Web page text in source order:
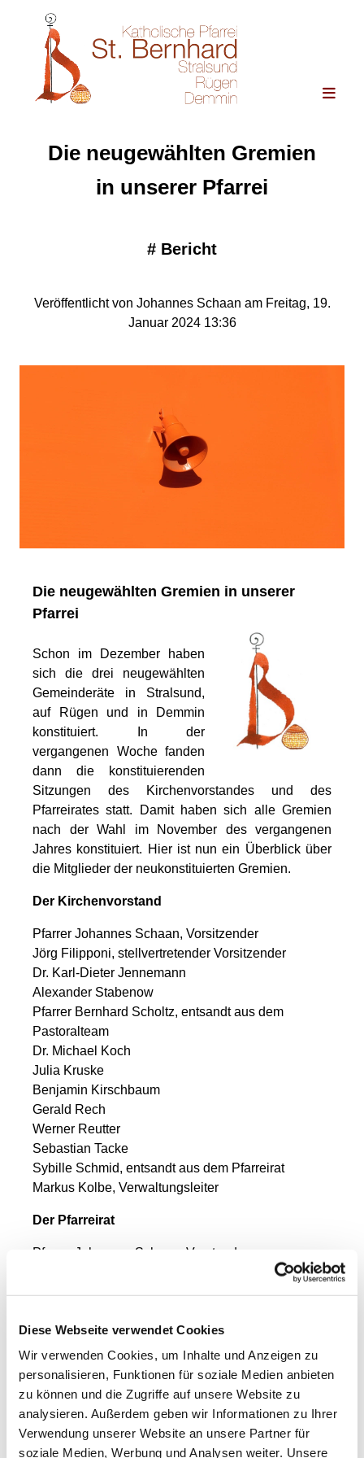
Diese Webseite verwendet Cookies
Wir verwenden Cookies, um Inhalte und Anzeigen zu
personalisieren, Funktionen für soziale Medien anbieten
zu können und die Zugriffe auf unsere Website zu
analysieren. Außerdem geben wir Informationen zu Ihrer
Verwendung unserer Website an unsere Partner für
soziale Medien, Werbung und Analysen weiter. Unsere
Die neugewählten Gremien
in unserer Pfarrei
# Bericht
Veröffentlicht von Johannes Schaan am Freitag, 19.
Januar 2024 13:36
Die neugewählten Gremien in unserer
Pfarrei
Schon im Dezember haben
sich die drei neugewählten
Gemeinderäte in Stralsund,
auf Rügen und in Demmin
konstituiert. In der
vergangenen Woche fanden
dann die konstituierenden
Sitzungen des Kirchenvorstandes und des
Pfarreirates statt. Damit haben sich alle Gremien
nach der Wahl im November des vergangenen
Jahres konstituiert. Hier ist nun ein Überblick über
die Mitglieder der neukonstituierten Gremien.
Der Kirchenvorstand
Pfarrer Johannes Schaan, Vorsitzender
Jörg Filipponi, stellvertretender Vorsitzender
Dr. Karl-Dieter Jennemann
Alexander Stabenow
Pfarrer Bernhard Scholtz, entsandt aus dem
Pastoralteam
Dr. Michael Koch
Julia Kruske
Benjamin Kirschbaum
Gerald Rech
Werner Reutter
Sebastian Tacke
Sybille Schmid, entsandt aus dem Pfarreirat
Markus Kolbe, Verwaltungsleiter
Der Pfarreirat
Pfarrer Johannes Schaan, Vorstand
Manuela Stabenow
Prof. Dr. Wolfgang Scherl
Sybille Schmid
Katrin Hansen
Renate Koch, aus GR Demmin
Barbara Klatte, aus GR Rügen
Martina Steinfurth, aus GR Stralsund